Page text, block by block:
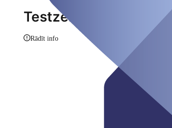
Testzentrum Delligsen
Rādīt info